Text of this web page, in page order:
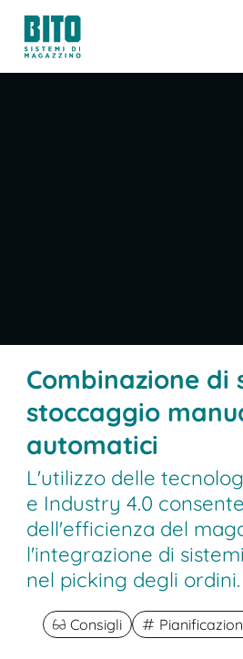
Combinazione di
stoccaggio
automatici
L'utilizzo delle
e Industry 4.0
dell'efficienza del
l'integrazione di
nel picking degli ordini.
Consigli